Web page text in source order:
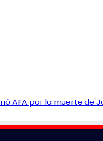
AFA por la muerte de